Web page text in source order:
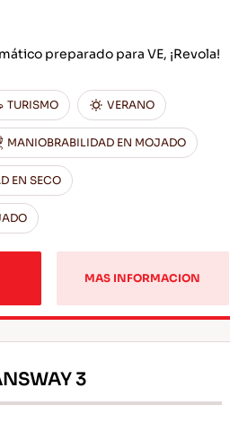
preparado para VE, ¡Revola!
TURISMO VERANO
MANIOBRABILIDAD EN MOJADO
EN SECO
MAS INFORMACION
3